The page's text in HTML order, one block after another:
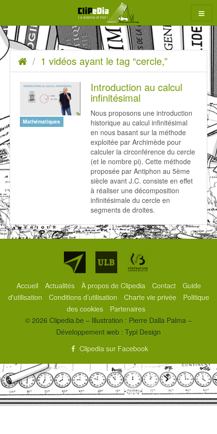
contenu
1
vidéos
ayant
tag
“cercle,”
Accueil1 vidéos ayant le tag “cercle,”
Mathématiques
Introduction au calcul
infinitésimal
Nous proposons une introduction
historique au calcul infinitésimal
en nous basant sur la méthode
exploitée par Archimède pour
calculer la circonférence du cercle
(et le nombre pi). Cette méthode
proposée par Antiphon au 5ème
siècle avant J.C. consiste en effet
à réaliser une décomposition
infinitésimale du cercle en
segments de droites.
Partenaires
Accueil Actualités À propos de Clipedia Contact
Guide
d'utilisation
Conditions d’utilisation Charte vie privée
Politique
des cookies
Partenaires
© 2026 Clipedia.be – Illustration : Pierre Dalla Palma –
Développement web : Typi Design
Clipedia sur Facebook